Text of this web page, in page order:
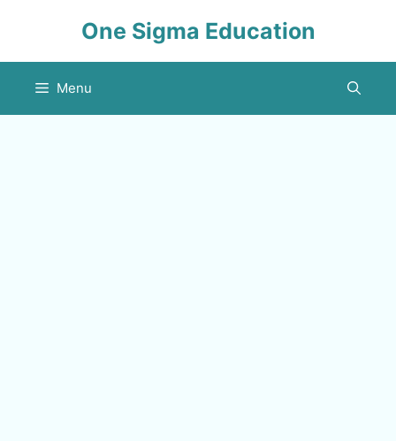
One Sigma Education
Menu